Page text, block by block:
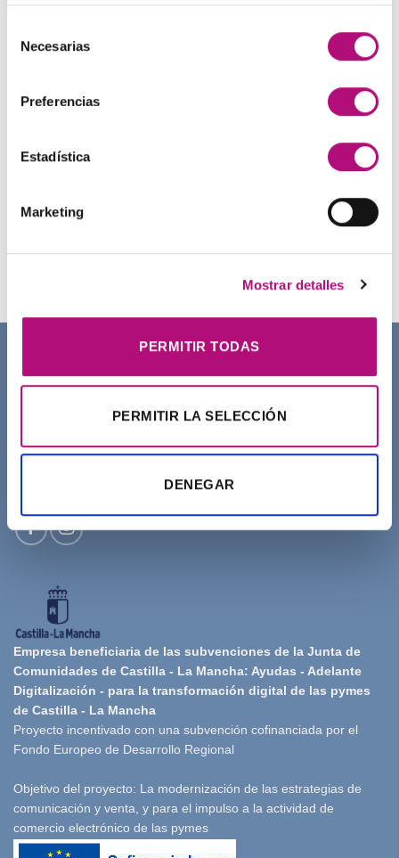
Necesarias
Preferencias
Estadística
Marketing
Mostrar detalles
PERMITIR TODAS
PERMITIR LA SELECCIÓN
DENEGAR
MEJOR VALORADOS
Pendientes Negro
Empresa beneficiaria de las subvenciones de la Junta de
Comunidades de Castilla - La Mancha: Ayudas - Adelante
Digitalización - para la transformación digital de las pymes
de Castilla - La Mancha
Proyecto incentivado con una subvención cofinanciada por el
Fondo Europeo de Desarrollo Regional
Objetivo del proyecto: La modernización de las estrategias de
comunicación y venta, y para el impulso a la actividad de
comercio electrónico de las pymes